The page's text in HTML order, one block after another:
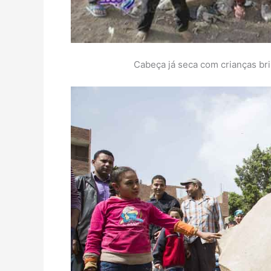
Cabeça já seca com crianças